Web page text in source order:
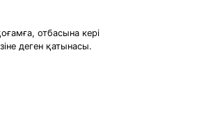
отбасына керi
деген қатынасы.